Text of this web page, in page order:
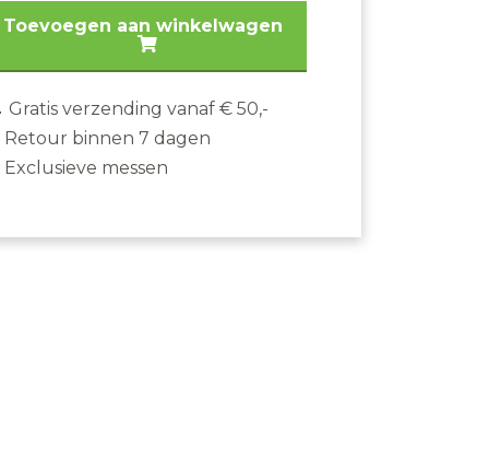
Toevoegen aan winkelwagen
Gratis verzending vanaf € 50,-
Retour binnen 7 dagen
Exclusieve messen